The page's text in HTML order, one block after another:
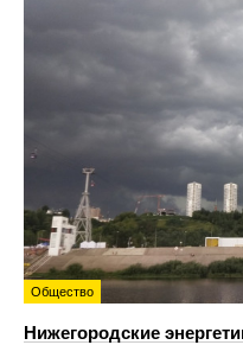
Общество
Нижегородские